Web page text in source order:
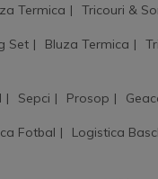
Termica Tricouri &
Set Bluza Termica
Sepci Prosop
Fotbal Logistica